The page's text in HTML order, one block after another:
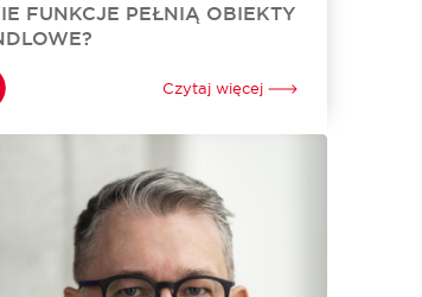
FUNKCJE PEŁNIĄ OBIEKTY
handlowe, takie jak centra handlowe,
istotną rolę w życiu współczesnych
oferując nie tylko możliwość
Centra handlowe stały się swoistymi
Czytaj więcej